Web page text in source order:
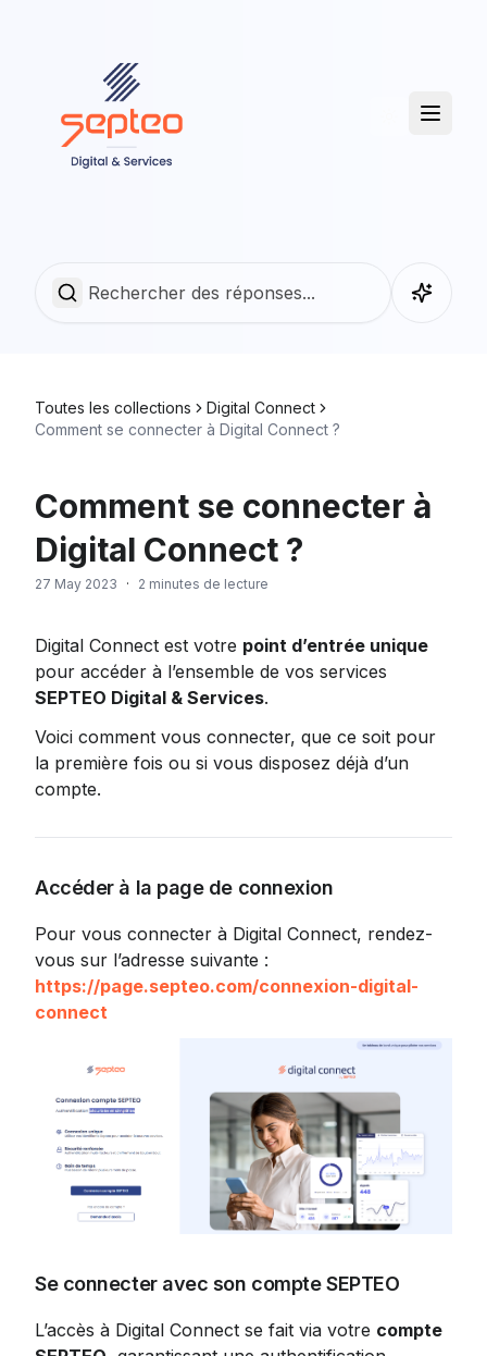
Toutes les collections
Digital Connect
Comment se connecter à Digital Connect ?
Comment se connecter à
Digital Connect ?
27 May 2023 · 2 minutes de lecture
Digital Connect est votre point d’entrée unique
pour accéder à l’ensemble de vos services
SEPTEO Digital & Services.
Voici comment vous connecter, que ce soit pour
la première fois ou si vous disposez déjà d’un
compte.
Accéder à la page de connexion
Pour vous connecter à Digital Connect, rendez-
vous sur l’adresse suivante :
https://page.septeo.com/connexion-digital-
connect
Se connecter avec son compte SEPTEO
L’accès à Digital Connect se fait via votre compte